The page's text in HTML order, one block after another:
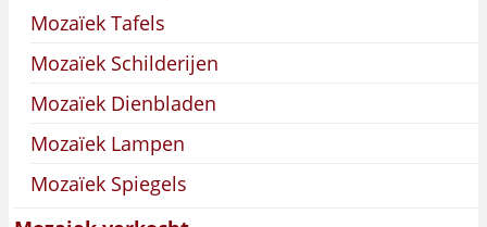
Mozaïek Tafels
Mozaïek Schilderijen
Mozaïek Dienbladen
Mozaïek Lampen
Mozaïek Spiegels